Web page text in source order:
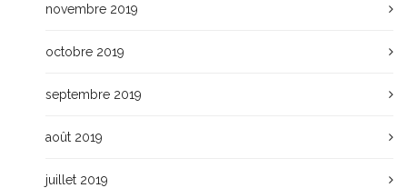
novembre 2019
octobre 2019
septembre 2019
août 2019
juillet 2019